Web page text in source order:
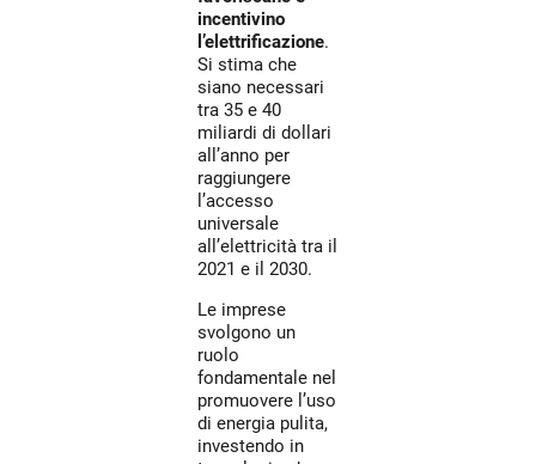
incentivino
l’elettrificazione.
Si stima che
siano necessari
tra 35 e 40
miliardi di dollari
all’anno per
raggiungere
l’accesso
universale
all’elettricità tra il
2021 e il 2030.
Le imprese
svolgono un
ruolo
fondamentale nel
promuovere l’uso
di energia pulita,
investendo in